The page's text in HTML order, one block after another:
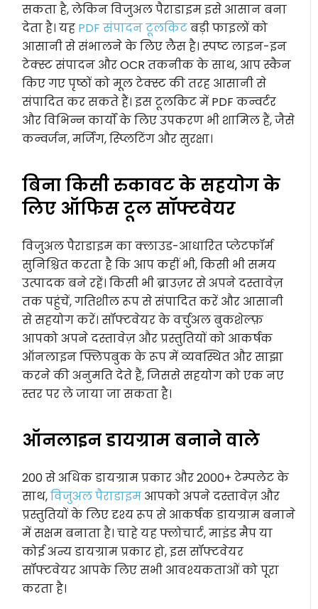
सकता है, लेकिन विजुअल पैराडाइम इसे आसान बना
देता है। यह PDF संपादन टूलकिटबड़ी फाइलों को
आसानी से संभालने के लिए लैस है। स्पष्ट लाइन-इन
टेक्स्ट संपादन और OCR तकनीक के साथ, आप स्कैन
किए गए पृष्ठों को मूल टेक्स्ट की तरह आसानी से
संपादित कर सकते हैं। इस टूलकिट में PDF कन्वर्टर
और विभिन्न कार्यों के लिए उपकरण भी शामिल हैं, जैसे
कन्वर्जन, मर्जिंग, स्प्लिटिंग और सुरक्षा।
बिना किसी रुकावट के सहयोग के
लिए ऑफिस टूल सॉफ्टवेयर
विजुअल पैराडाइम का क्लाउड-आधारित प्लेटफॉर्म
सुनिश्चित करता है कि आप कहीं भी, किसी भी समय
उत्पादक बने रहें। किसी भी ब्राउज़र से अपने दस्तावेज़
तक पहुंचें, गतिशील रूप से संपादित करें और आसानी
से सहयोग करें। सॉफ्टवेयर के वर्चुअल बुकशेल्फ़
आपको अपने दस्तावेज़ और प्रस्तुतियों को आकर्षक
ऑनलाइन फ्लिपबुक के रूप में व्यवस्थित और साझा
करने की अनुमति देते हैं, जिससे सहयोग को एक नए
स्तर पर ले जाया जा सकता है।
ऑनलाइन डायग्राम बनाने वाले
200 से अधिक डायग्राम प्रकार और 2000+ टेम्पलेट के
साथ,विजुअल पैराडाइम आपको अपने दस्तावेज़ और
प्रस्तुतियों के लिए दृश्य रूप से आकर्षक डायग्राम बनाने
में सक्षम बनाता है। चाहे यह फ्लोचार्ट, माइंड मैप या
कोई अन्य डायग्राम प्रकार हो, इस सॉफ्टवेयर
सॉफ्टवेयर आपके लिए सभी आवश्यकताओं को पूरा
करता है।